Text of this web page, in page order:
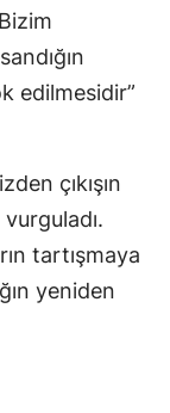
edilmesidir”
çıkışın
tartışmaya
yeniden